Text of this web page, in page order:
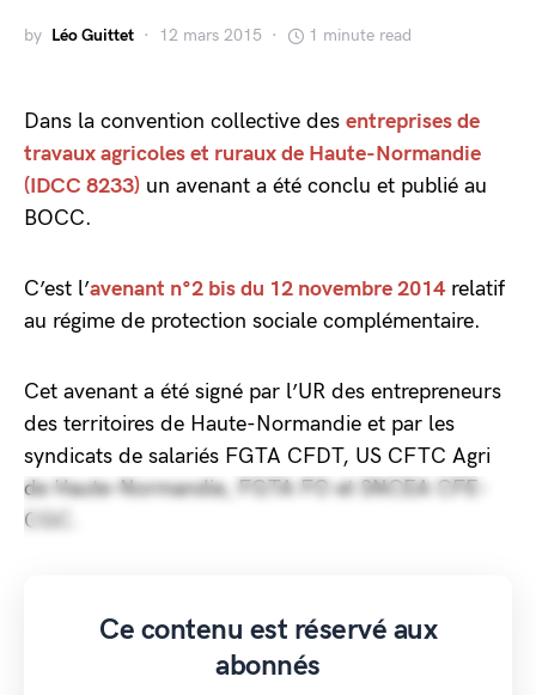
by Léo Guittet 12 mars 2015 1 minute read
Dans la convention collective des entreprises de
travaux agricoles et ruraux de Haute-Normandie
(IDCC 8233) un avenant a été conclu et publié au
BOCC.
C’est l’avenant n°2 bis du 12 novembre 2014relatif
au régime de protection sociale complémentaire.
Cet avenant a été signé par l’UR des entrepreneurs
des territoires de Haute-Normandie et par les
syndicats de salariés FGTA CFDT, US CFTC Agri
de Haute-Normandie, FGTA FO et SNCEA CFE-
CGC.
Ce contenu est réservé aux
abonnés